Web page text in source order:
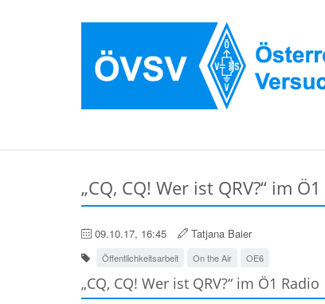
„CQ, CQ! Wer ist QRV?“ im
09.10.17, 16:45 Tatjana Baier
Öffentlichkeitsarbeit On the Air OE6
„CQ, CQ! Wer ist QRV?“ im Ö1